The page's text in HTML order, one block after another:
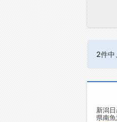
2件中
新潟
県南